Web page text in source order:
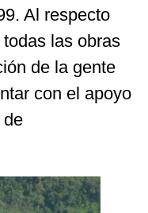
Al respecto
las obras
de la gente
con el apoyo
de